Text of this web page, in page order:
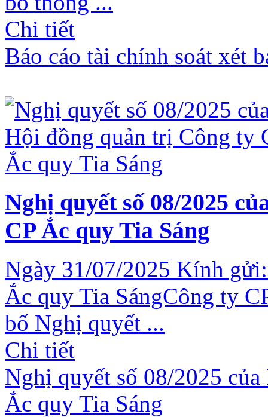
Chi tiết
Báo cáo tài chính soát xét
Nghị quyết số 08/2025
CP Ắc quy Tia Sáng
Ngày 31/07/2025 Kính
Ắc quy Tia SángCông ty
bố Nghị quyết ...
Chi tiết
Nghị quyết số 08/2025
Ắc quy Tia Sáng